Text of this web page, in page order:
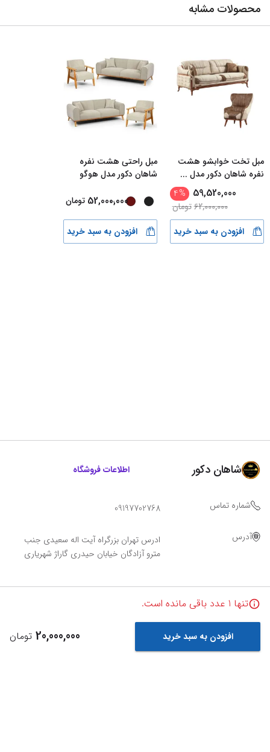
محصولات مشابه
مبل تخت خوابشو هشت
نفره شاهان دکور مدل ...
59,520,000
%
4
62,000,000تومان
افزودن به سبد خرید
مبل راحتی هشت نفره
شاهان دکور مدل هوگو
...
52,000,000 تومان
افزودن به سبد خرید
تنها 1 عدد باقی مانده است.
افزودن به سبد خرید 20,000,000 تومان
شاهان دکور اطلاعات فروشگاه
شماره تماس 09197702768
آدرس
ادرس تهران بزرگراه آیت اله سعیدی جنب
مترو آزادگان خیابان حیدری گاراژ شهریاری